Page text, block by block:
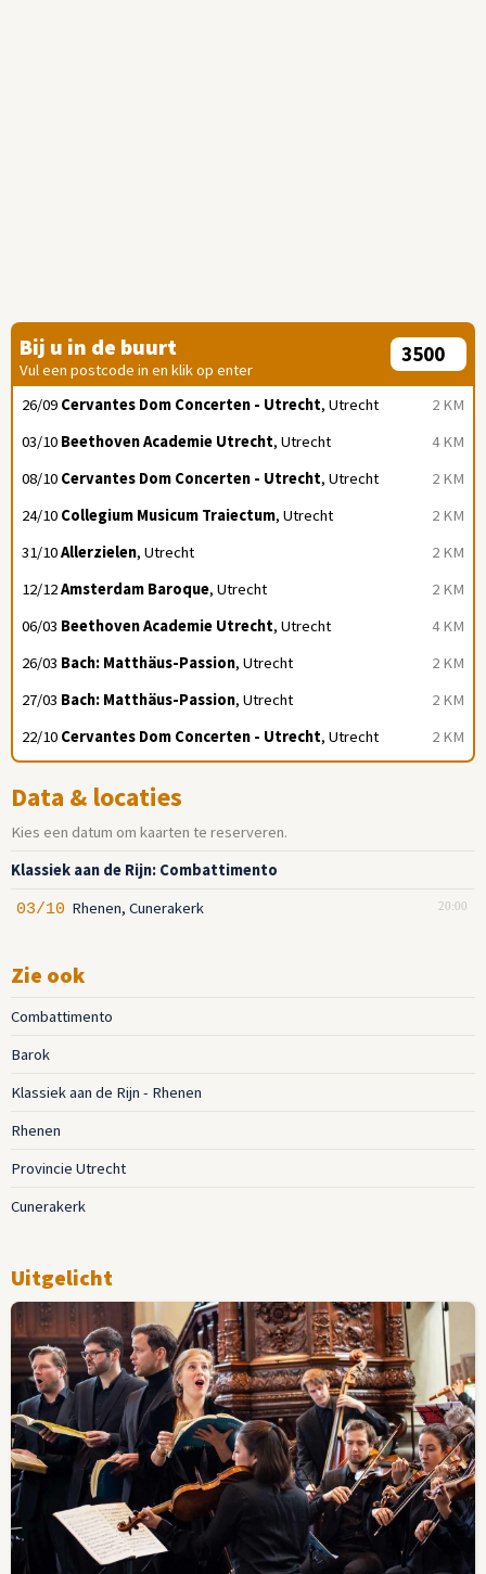
Bij u in de buurt
Vul een postcode in en klik op enter
2 KM
26/09 Cervantes Dom Concerten - Utrecht, Utrecht
4 KM
03/10 Beethoven Academie Utrecht, Utrecht
2 KM
08/10 Cervantes Dom Concerten - Utrecht, Utrecht
2 KM
24/10 Collegium Musicum Traiectum, Utrecht
2 KM
31/10Allerzielen, Utrecht
2 KM
12/12Amsterdam Baroque, Utrecht
4 KM
06/03 Beethoven Academie Utrecht, Utrecht
2 KM
26/03 Bach: Matthäus-Passion, Utrecht
2 KM
27/03 Bach: Matthäus-Passion, Utrecht
2 KM
22/10 Cervantes Dom Concerten - Utrecht, Utrecht
Data & locaties
Kies een datum om kaarten te reserveren.
Klassiek aan de Rijn: Combattimento
20:00
03/10 Rhenen, Cunerakerk
Zie ook
Combattimento
Barok
Klassiek aan de Rijn - Rhenen
Rhenen
Provincie Utrecht
Cunerakerk
Uitgelicht